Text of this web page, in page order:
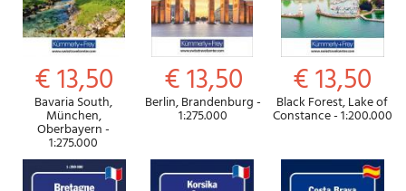
€ 13,50
Bavaria South,
München,
Oberbayern -
1:275.000
€ 13,50
Berlin, Brandenburg -
1:275.000
€ 13,50
Black Forest, Lake of
Constance - 1:200.000